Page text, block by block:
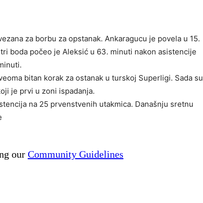
za borbu za opstanak. Ankaragucu je povela u 15.
boda počeo je Aleksić u 63. minuti nakon asistencije
bitan korak za ostanak u turskoj Superligi. Sada su
je prvi u zoni ispadanja.
na 25 prvenstvenih utakmica. Današnju sretnu